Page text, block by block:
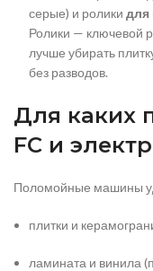
серые) и ролики для
Ролики — ключевой
лучше убирать
без разводов.
Для каких
FC и
Поломойные машины
плитки и
ламината и винила